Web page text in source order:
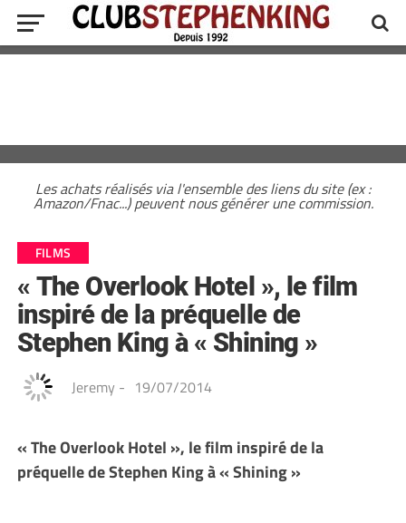
Les achats réalisés via l'ensemble des liens du site (ex :
Amazon/Fnac...) peuvent nous générer une commission.
FILMS
« The Overlook Hotel », le film
inspiré de la préquelle de
Stephen King à « Shining »
Jeremy - 19/07/2014
« The Overlook Hotel », le film inspiré de la
préquelle de Stephen King à « Shining »